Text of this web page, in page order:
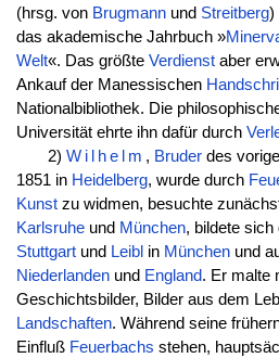
(hrsg. von Brugmannund Streitberg)
das akademische Jahrbuch »
Welt«. Das größte Verdienstaber
Ankauf der Manessischen
Nationalbibliothek. Die
Universität ehrte ihn dafür durch
2) Wilhelm , Bruderdes
1851 in Heidelberg, wurde durch
Kunstzu widmen, besuchte
Karlsruheund München, bildete sich
Stuttgartund Leibl in Münchenund
Niederlandenund England. Er malte
Geschichtsbilder, Bilder aus dem
Landschaften. Während seine
Einfluß Feuerbachs stehen,